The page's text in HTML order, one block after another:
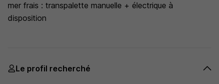
mer frais : transpalette manuelle + électrique à
disposition
Le profil recherché